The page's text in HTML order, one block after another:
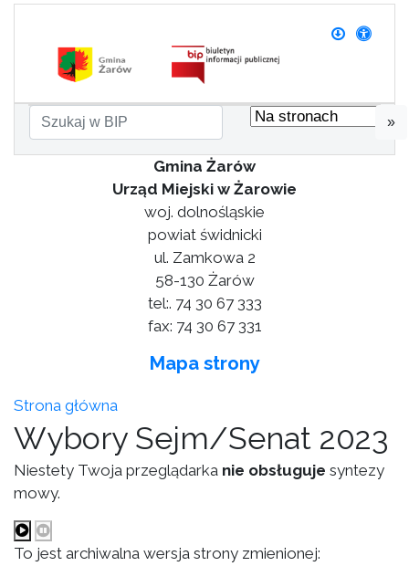
»
Gmina Żarów
Urząd Miejski w Żarowie
woj. dolnośląskie
powiat świdnicki
ul. Zamkowa 2
58-130 Żarów
tel:. 74 30 67 333
fax: 74 30 67 331
Mapa strony
Strona główna
Wybory Sejm/Senat 2023
Niestety Twoja przeglądarka nie obsługuje syntezy
mowy.
To jest archiwalna wersja strony zmienionej: